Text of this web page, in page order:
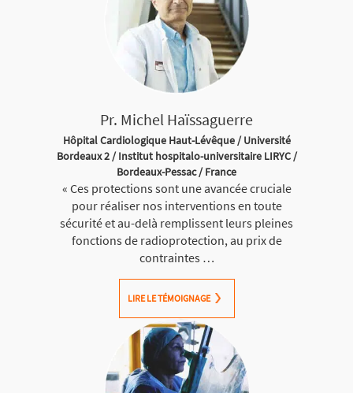
Pr. Michel Haïssaguerre
Hôpital Cardiologique Haut-Lévêque / Université
Bordeaux 2 / Institut hospitalo-universitaire LIRYC /
Bordeaux-Pessac / France
« Ces protections sont une avancée cruciale
pour réaliser nos interventions en toute
sécurité et au-delà remplissent leurs pleines
fonctions de radioprotection, au prix de
contraintes …
LIRE LE TÉMOIGNAGE